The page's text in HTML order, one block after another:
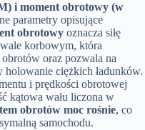
i moment obrotowy (w
parametry opisujące
obrotowy oznacza siłę
korbowym, która
oraz pozwala na
ciężkich ładunków.
i prędkości obrotowej
kątowa wału liczona w
obrotów moc rośnie, co
samochodu.